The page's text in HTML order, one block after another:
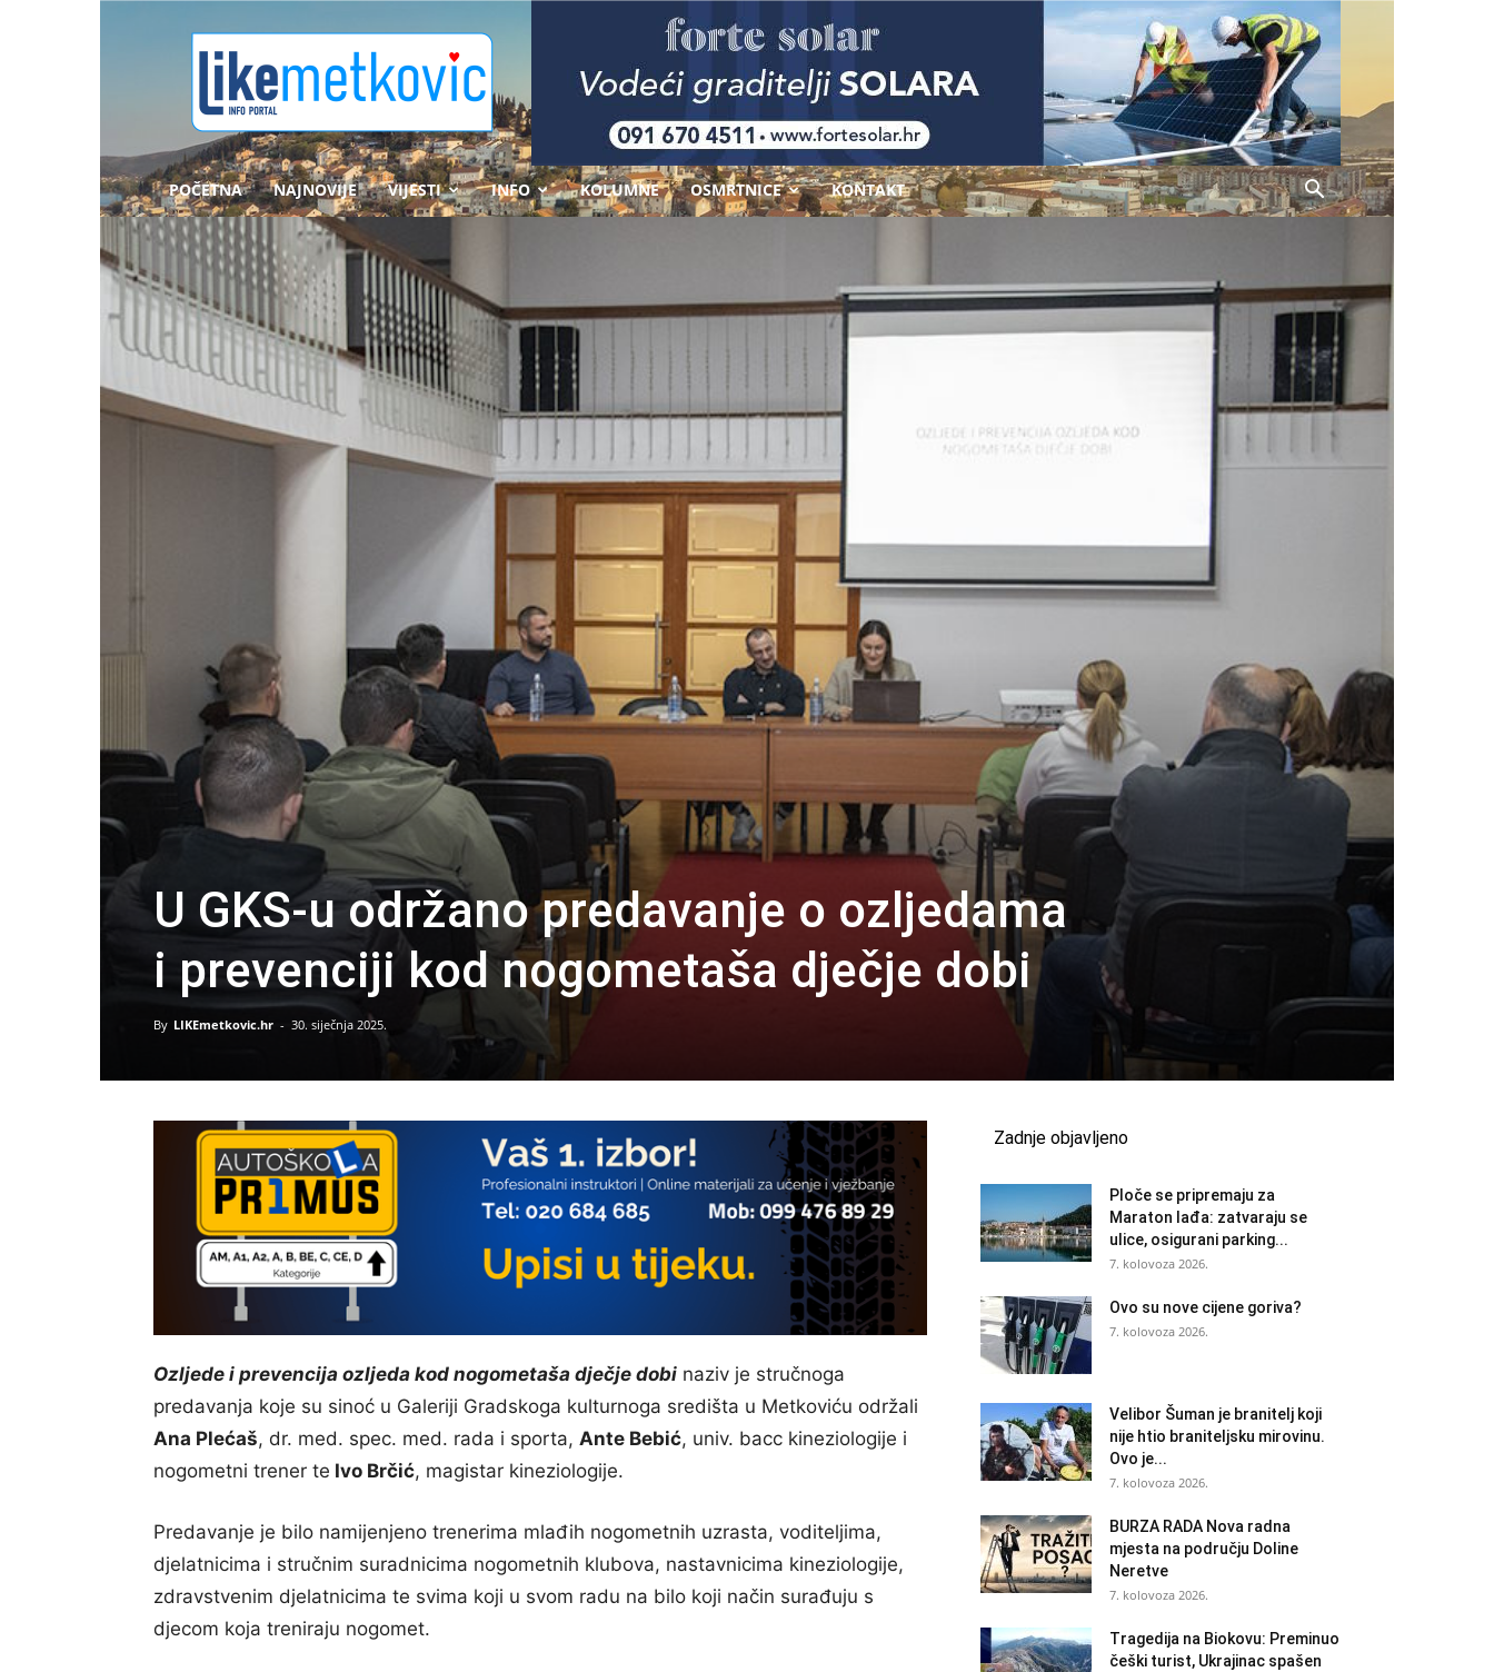
POČETNA NAJNOVIJE VIJESTI INFO KOLUMNE OSMRTNICE KONTAKT
U GKS-u održano predavanje o ozljedama
i prevenciji kod nogometaša dječje dobi
By LIKEmetkovic.hr - 30. siječnja 2025.
Ozljede i prevencija ozljeda kod nogometaša dječje dobi naziv je stručnoga
predavanja koje su sinoć u Galeriji Gradskoga kulturnoga središta u Metkoviću održali
Ana Plećaš, dr. med. spec. med. rada i sporta, Ante Bebić, univ. bacc kineziologije i
nogometni trener te Ivo Brčić, magistar kineziologije.
Predavanje je bilo namijenjeno trenerima mlađih nogometnih uzrasta, voditeljima,
djelatnicima i stručnim suradnicima nogometnih klubova, nastavnicima kineziologije,
zdravstvenim djelatnicima te svima koji u svom radu na bilo koji način surađuju s
djecom koja treniraju nogomet.
Zadnje objavljeno
Ploče se pripremaju za
Maraton lađa: zatvaraju se
ulice, osigurani parking...
7. kolovoza 2026.
Ovo su nove cijene goriva?
7. kolovoza 2026.
Velibor Šuman je branitelj koji
nije htio braniteljsku mirovinu.
Ovo je...
7. kolovoza 2026.
BURZA RADA Nova radna
mjesta na području Doline
Neretve
7. kolovoza 2026.
Tragedija na Biokovu: Preminuo
češki turist, Ukrajinac spašen